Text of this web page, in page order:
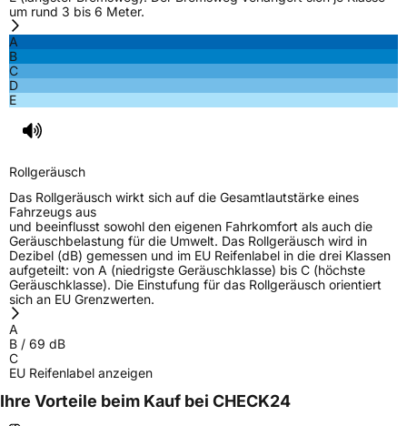
um rund 3 bis 6 Meter.
A
B
C
D
E
Rollgeräusch
Das Rollgeräusch wirkt sich auf die Gesamtlautstärke eines
Fahrzeugs aus
und beeinflusst sowohl den eigenen Fahrkomfort als auch die
Geräuschbelastung für die Umwelt. Das Rollgeräusch wird in
Dezibel (dB) gemessen und im EU Reifenlabel in die drei Klassen
aufgeteilt: von A (niedrigste Geräuschklasse) bis C (höchste
Geräuschklasse). Die Einstufung für das Rollgeräusch orientiert
sich an EU Grenzwerten.
A
B / 69 dB
C
EU Reifenlabel anzeigen
Ihre Vorteile beim Kauf bei CHECK24